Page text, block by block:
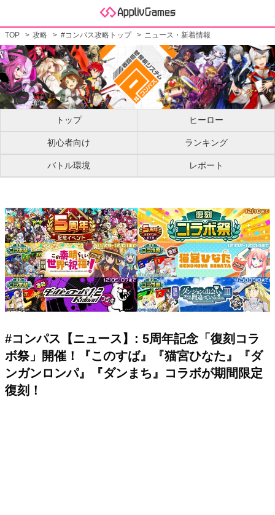
TOP 攻略 #コンパス攻略トップ ニュース・新着情報
トップ ヒーロー
初心者向け ランキング
バトル環境 レポート
#コンパス【ニュース】: 5周年記念「復刻コラ
ボ祭」開催！『このすば』『猫宮ひなた』『ダ
ンガンロンパ』『ダンまち』コラボが期間限定
復刻！